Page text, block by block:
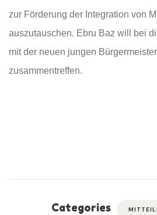
zur Förderung der Integration von
auszutauschen. Ebru Baz will bei
mit der neuen jungen
zusammentreffen.
Categories